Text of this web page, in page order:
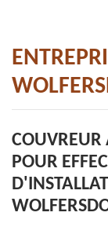
COUVREUR
POUR